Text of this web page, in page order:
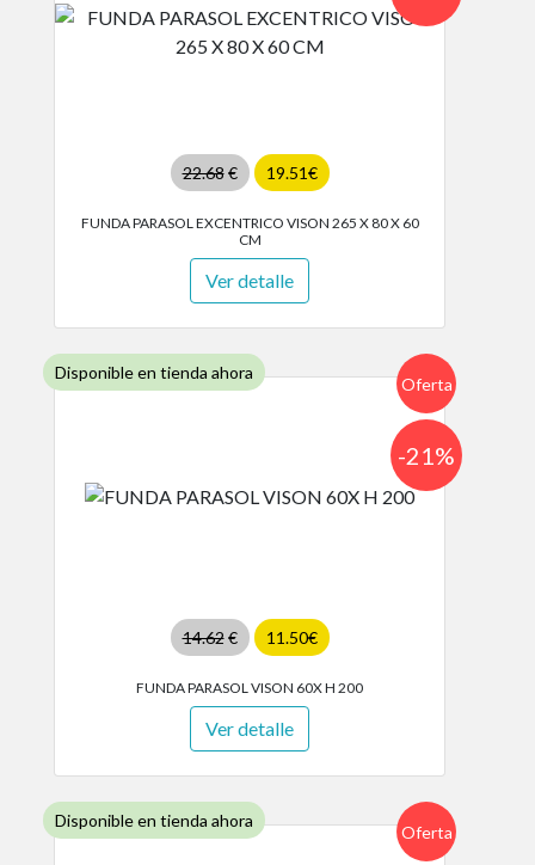
22.68€ 19.51€
FUNDA PARASOL EXCENTRICO VISON 265 X 80 X 60
CM
Ver detalle
Disponible en tienda ahora
Oferta
14.62€ 11.50€
-21%
FUNDA PARASOL VISON 60X H 200
Ver detalle
Disponible en tienda ahora
Oferta